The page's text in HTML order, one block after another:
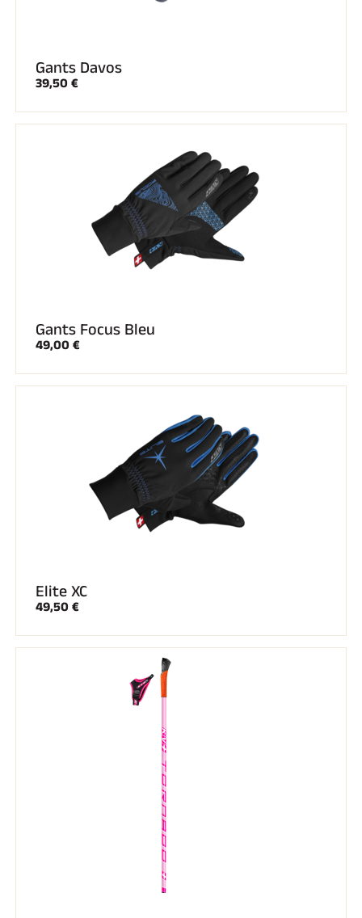
Gants Davos
39,50 €
Gants Focus Bleu
49,00 €
Elite XC
49,50 €